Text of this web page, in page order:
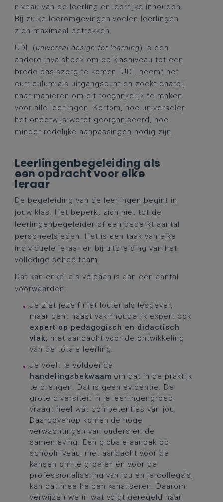
niveau van de leerling en leerrijke inhouden.
Bij zulke leeromgevingen voelen leerlingen
zich maximaal betrokken.
UDL (universal design for learning) is een
andere invalshoek om op klasniveau tot een
brede basiszorg te komen. UDL neemt het
curriculum als uitgangspunt en zoekt daarbij
naar manieren om dit toegankelijk te maken
voor alle leerlingen. Kortom, hoe universeler
het onderwijs wordt georganiseerd, hoe
minder redelijke aanpassingen nodig zijn.
Leerlingenbegeleiding als
een opdracht voor elke
leraar
De begeleiding van de leerlingen begint in
jouw klas. Het beperkt zich niet tot de
leerlingenbegeleider of een beperkt aantal
personeelsleden. Het is een taak van elke
individuele leraar en bij uitbreiding van het
volledige schoolteam.
Dat kan enkel als voldaan is aan een aantal
voorwaarden:
Je ziet jezelf niet louter als lesgever,
maar bent naast vakinhoudelijk expert ook
expert op pedagogisch en didactisch
vlak, met aandacht voor de ontwikkeling
van de totale leerling.
Je voelt je voldoende
handelingsbekwaam om dat in de praktijk
te brengen. Dat is geen evidentie. De
grote diversiteit in je leerlingengroep
vraagt heel wat competenties van jou.
Daarbovenop komen de hoge
verwachtingen van ouders en de
samenleving. Een globale aanpak op
schoolniveau, met aandacht voor de
kansen om te groeien én voor de
professionalisering van jou en je collega’s,
kan dat mee helpen kanaliseren. Daarom
verwijzen we in wat volgt geregeld naar